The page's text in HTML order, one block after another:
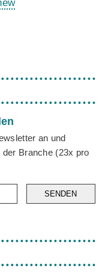
an und
Branche (23x pro
SENDEN